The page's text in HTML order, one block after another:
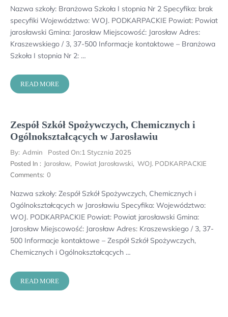
Nazwa szkoły: Branżowa Szkoła I stopnia Nr 2 Specyfika: brak
specyfiki Województwo: WOJ. PODKARPACKIE Powiat: Powiat
jarosławski Gmina: Jarosław Miejscowość: Jarosław Adres:
Kraszewskiego / 3, 37-500 Informacje kontaktowe – Branżowa
Szkoła I stopnia Nr 2: …
READ MORE
Zespół Szkół Spożywczych, Chemicznych i
Ogólnokształcących w Jarosławiu
By: Admin Posted On:1 Stycznia 2025
Posted In : Jarosław, Powiat Jarosławski, WOJ. PODKARPACKIE
Comments: 0
Nazwa szkoły: Zespół Szkół Spożywczych, Chemicznych i
Ogólnokształcących w Jarosławiu Specyfika: Województwo:
WOJ. PODKARPACKIE Powiat: Powiat jarosławski Gmina:
Jarosław Miejscowość: Jarosław Adres: Kraszewskiego / 3, 37-
500 Informacje kontaktowe – Zespół Szkół Spożywczych,
Chemicznych i Ogólnokształcących …
READ MORE